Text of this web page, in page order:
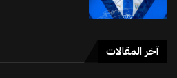
آخر المقالات